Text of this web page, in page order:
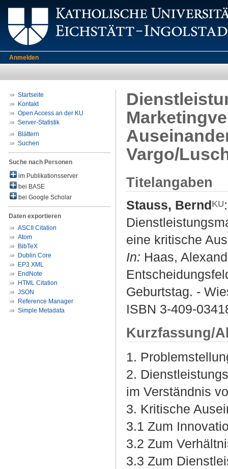
Anmelden
Startseite
Kontakt
Open Access an der KU
Server-Statistik
Blättern
Suchen
Suche nach Personen
im Publikationsserver
bei BASE
bei Google Scholar
Daten exportieren
ASCII Citation
Atom
BibTeX
Dublin Core
EP3 XML
EndNote
HTML Citation
JSON
Reference Manager
Simple Metadata
Vargo/
Titelangaben
Stauss, Bernd
:
eine kritische
In: Haas,
Geburtstag. -
ISBN 3-409-
Kurzfassung/
1.
2.
im Verständnis
3. Kritische
3.1 Zum
3.2 Zum
3.3 Zum